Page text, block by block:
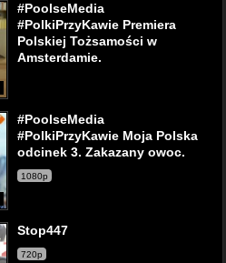
#PoolseMedia
#PolkiPrzyKawie Premiera
Polskiej Tożsamości w
Amsterdamie.
#PoolseMedia
#PolkiPrzyKawie Moja Polska
odcinek 3. Zakazany owoc.
1080p
Stop447
720p